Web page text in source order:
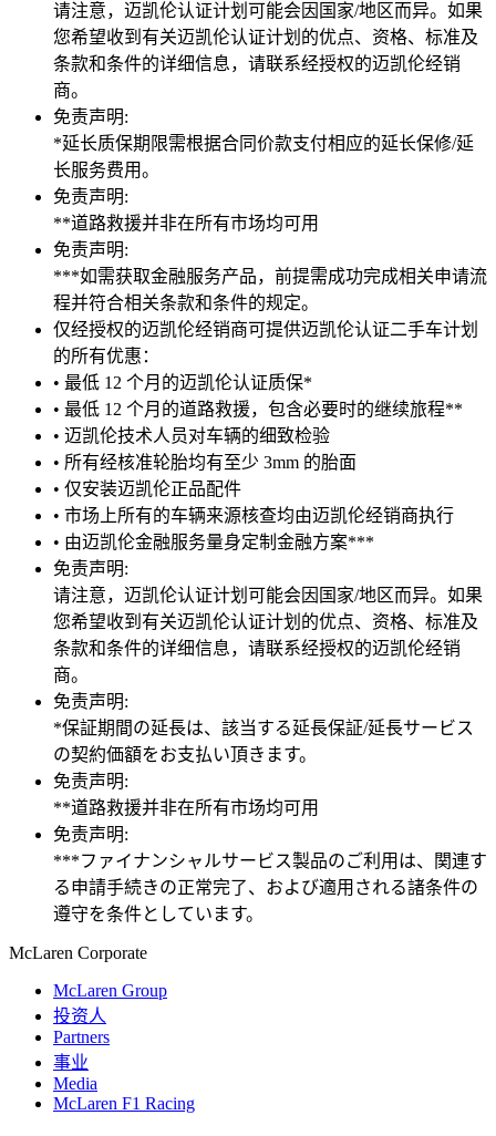
请注意，迈凯伦认证计划可能会因国家/地区而异。如果
您希望收到有关迈凯伦认证计划的优点、资格、标准及
条款和条件的详细信息，请联系经授权的迈凯伦经销
商。
免责声明:
*延长质保期限需根据合同价款支付相应的延长保修/延
长服务费用。
免责声明:
**道路救援并非在所有市场均可用
免责声明:
***如需获取金融服务产品，前提需成功完成相关申请流
程并符合相关条款和条件的规定。
仅经授权的迈凯伦经销商可提供迈凯伦认证二手车计划
的所有优惠：
• 最低 12 个月的迈凯伦认证质保*
• 最低 12 个月的道路救援，包含必要时的继续旅程**
• 迈凯伦技术人员对车辆的细致检验
• 所有经核准轮胎均有至少 3mm 的胎面
• 仅安装迈凯伦正品配件
• 市场上所有的车辆来源核查均由迈凯伦经销商执行
• 由迈凯伦金融服务量身定制金融方案***
免责声明:
请注意，迈凯伦认证计划可能会因国家/地区而异。如果
您希望收到有关迈凯伦认证计划的优点、资格、标准及
条款和条件的详细信息，请联系经授权的迈凯伦经销
商。
免责声明:
*保証期間の延長は、該当する延長保証/延長サービス
の契約価額をお支払い頂きます。
免责声明:
**道路救援并非在所有市场均可用
免责声明:
***ファイナンシャルサービス製品のご利用は、関連す
る申請手続きの正常完了、および適用される諸条件の
遵守を条件としています。
McLaren Corporate
McLaren Group
投资人
Partners
事业
Media
McLaren F1 Racing